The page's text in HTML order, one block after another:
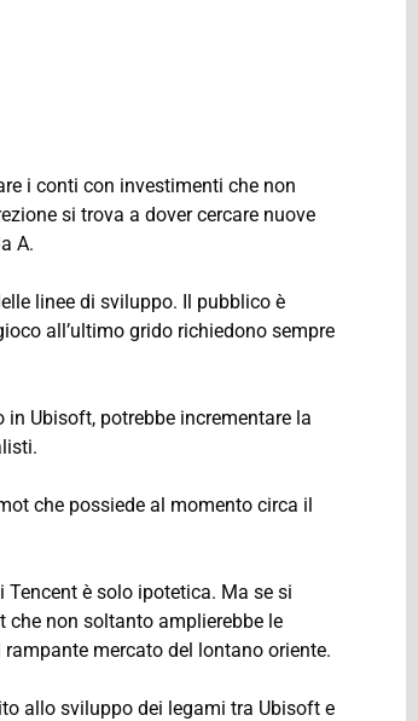
i conti con investimenti che non
si trova a dover cercare nuove
A.
linee di sviluppo. Il pubblico è
all’ultimo grido richiedono sempre
Ubisoft, potrebbe incrementare la
che possiede al momento circa il
è solo ipotetica. Ma se si
che non soltanto amplierebbe le
mercato del lontano oriente.
allo sviluppo dei legami tra Ubisoft e